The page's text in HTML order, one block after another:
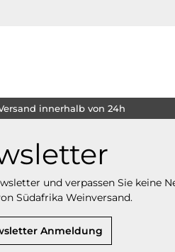
innerhalb von 24h
und verpassen Sie keine
Südafrika Weinversand.
Anmeldung